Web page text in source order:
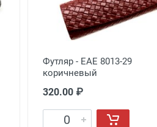
Футляр - EAE 8013-29
коричневый
320.00 ₽